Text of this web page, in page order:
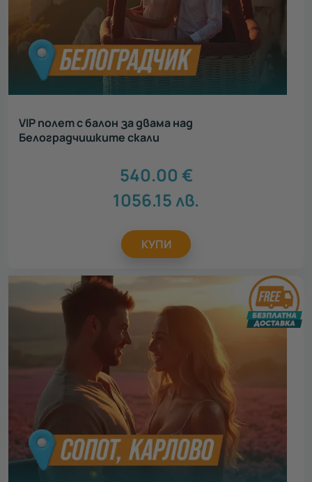
VIP полет с балон за двама над
Белоградчишките скали
540.00 €
1056.15лв.
КУПИ